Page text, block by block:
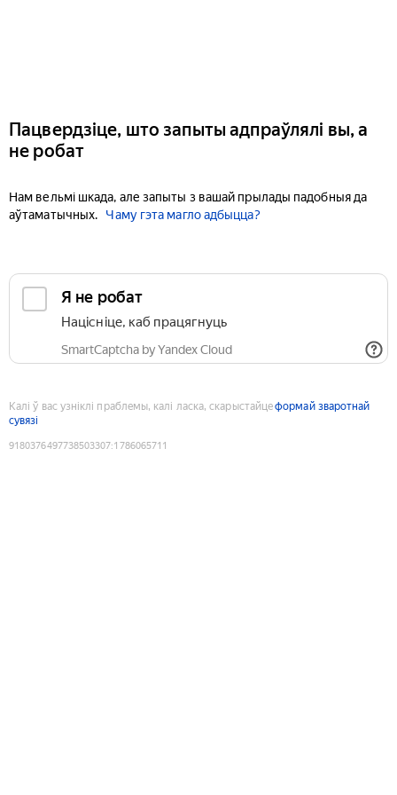
Пацвердзіце, што запыты адпраўлялі вы, а
не робат
Нам вельмі шкада, але запыты з вашай прылады падобныя да
аўтаматычных.
Чаму гэта магло адбыцца?
Я не робат
Націсніце, каб працягнуць
SmartCaptcha by Yandex Cloud
Калі ў вас узніклі праблемы, калі ласка, скарыстайцеформай зваротнай
сувязі
9180376497738503307:1786065711